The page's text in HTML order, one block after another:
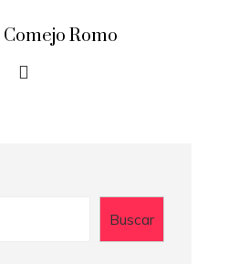
Romo
Buscar